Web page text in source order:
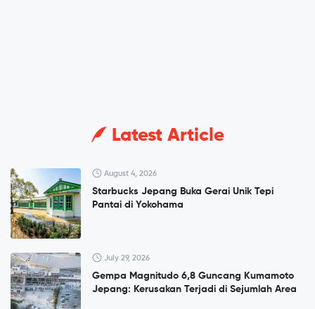
Latest Article
August 4, 2026
Starbucks Jepang Buka Gerai Unik Tepi
Pantai di Yokohama
July 29, 2026
Gempa Magnitudo 6,8 Guncang Kumamoto
Jepang: Kerusakan Terjadi di Sejumlah Area